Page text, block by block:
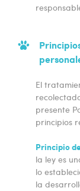
El
presente
principios
Principio
la ley es
lo
la